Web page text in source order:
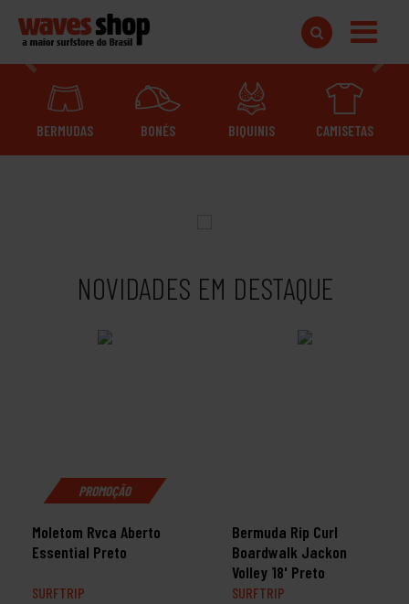
Anterior
BERMUDAS BONÉS BIQUINIS CAMISETAS
NOVIDADES EM DESTAQUE
PROMOÇÃO
Moletom Rvca Aberto
Essential Preto
SURFTRIP
Bermuda Rip Curl
Boardwalk Jackon
Volley 18' Preto
SURFTRIP